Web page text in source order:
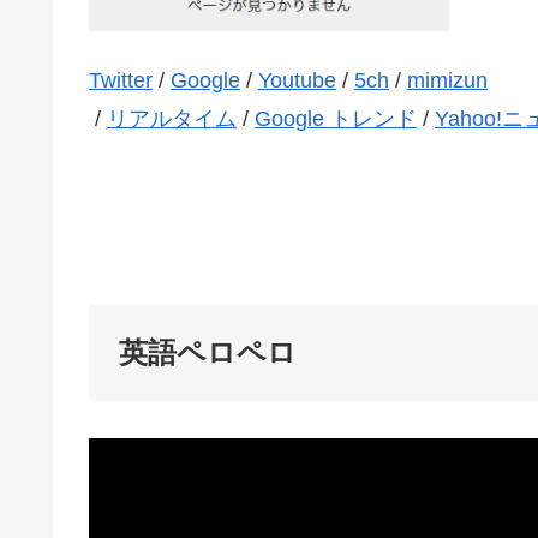
Twitter / Google / Youtube / 5ch / mimizun
/ リアルタイム / Google トレンド / Yahoo!ニ
英語ペロペロ